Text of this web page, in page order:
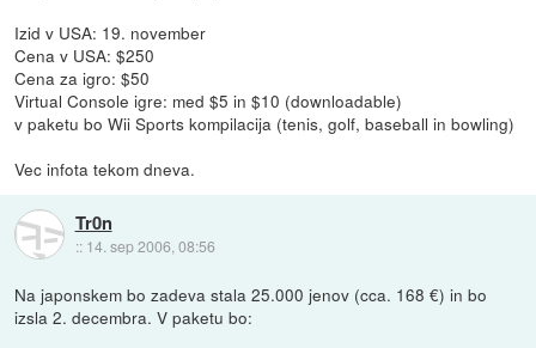
Izid v USA: 19. november
Cena v USA: $250
Cena za igro: $50
Virtual Console igre: med $5 in $10 (downloadable)
v paketu bo Wii Sports kompilacija (tenis, golf, baseball in bowling)
Vec infota tekom dneva.
Tr0n
:: 14. sep 2006, 08:56
Na japonskem bo zadeva stala 25.000 jenov (cca. 168 €) in bo
izsla 2. decembra. V paketu bo: